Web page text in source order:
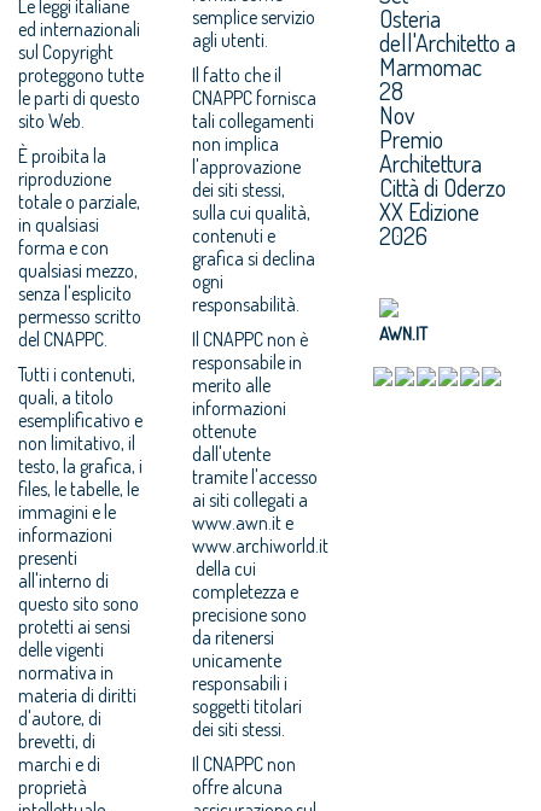
Le leggi italiane
ed internazionali
sul Copyright
proteggono tutte
le parti di questo
sito Web.
È proibita la
riproduzione
totale o parziale,
in qualsiasi
forma e con
qualsiasi mezzo,
senza l'esplicito
permesso scritto
del CNAPPC.
Tutti i contenuti,
quali, a titolo
esemplificativo e
non limitativo, il
testo, la grafica, i
files, le tabelle, le
immagini e le
informazioni
presenti
all'interno di
questo sito sono
protetti ai sensi
delle vigenti
normativa in
materia di diritti
d'autore, di
brevetti, di
marchi e di
proprietà
semplice servizio
agli utenti.
Il fatto che il
CNAPPC fornisca
tali collegamenti
non implica
l'approvazione
dei siti stessi,
sulla cui qualità,
contenuti e
grafica si declina
ogni
responsabilità.
Il CNAPPC non è
responsabile in
merito alle
informazioni
ottenute
dall'utente
tramite l'accesso
ai siti collegati a
www.awn.it e
www.archiworld.it
della cui
completezza e
precisione sono
da ritenersi
unicamente
responsabili i
soggetti titolari
dei siti stessi.
Il CNAPPC non
offre alcuna
Osteria
dell'Architetto a
Marmomac
28
Nov
Premio
Architettura
Città di Oderzo
XX Edizione
2026
AWN.IT